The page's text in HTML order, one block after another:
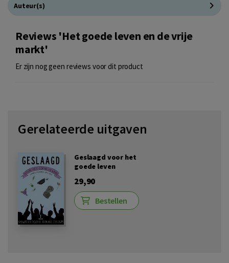
Auteur(s)
Reviews 'Het goede leven en de vrije
markt'
Er zijn nog geen reviews voor dit product
Gerelateerde uitgaven
Geslaagd voor het
goede leven
29,90
Bestellen